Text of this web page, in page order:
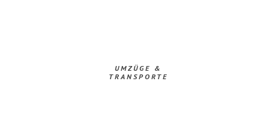
UMZÜGE &
TRANSPORTE